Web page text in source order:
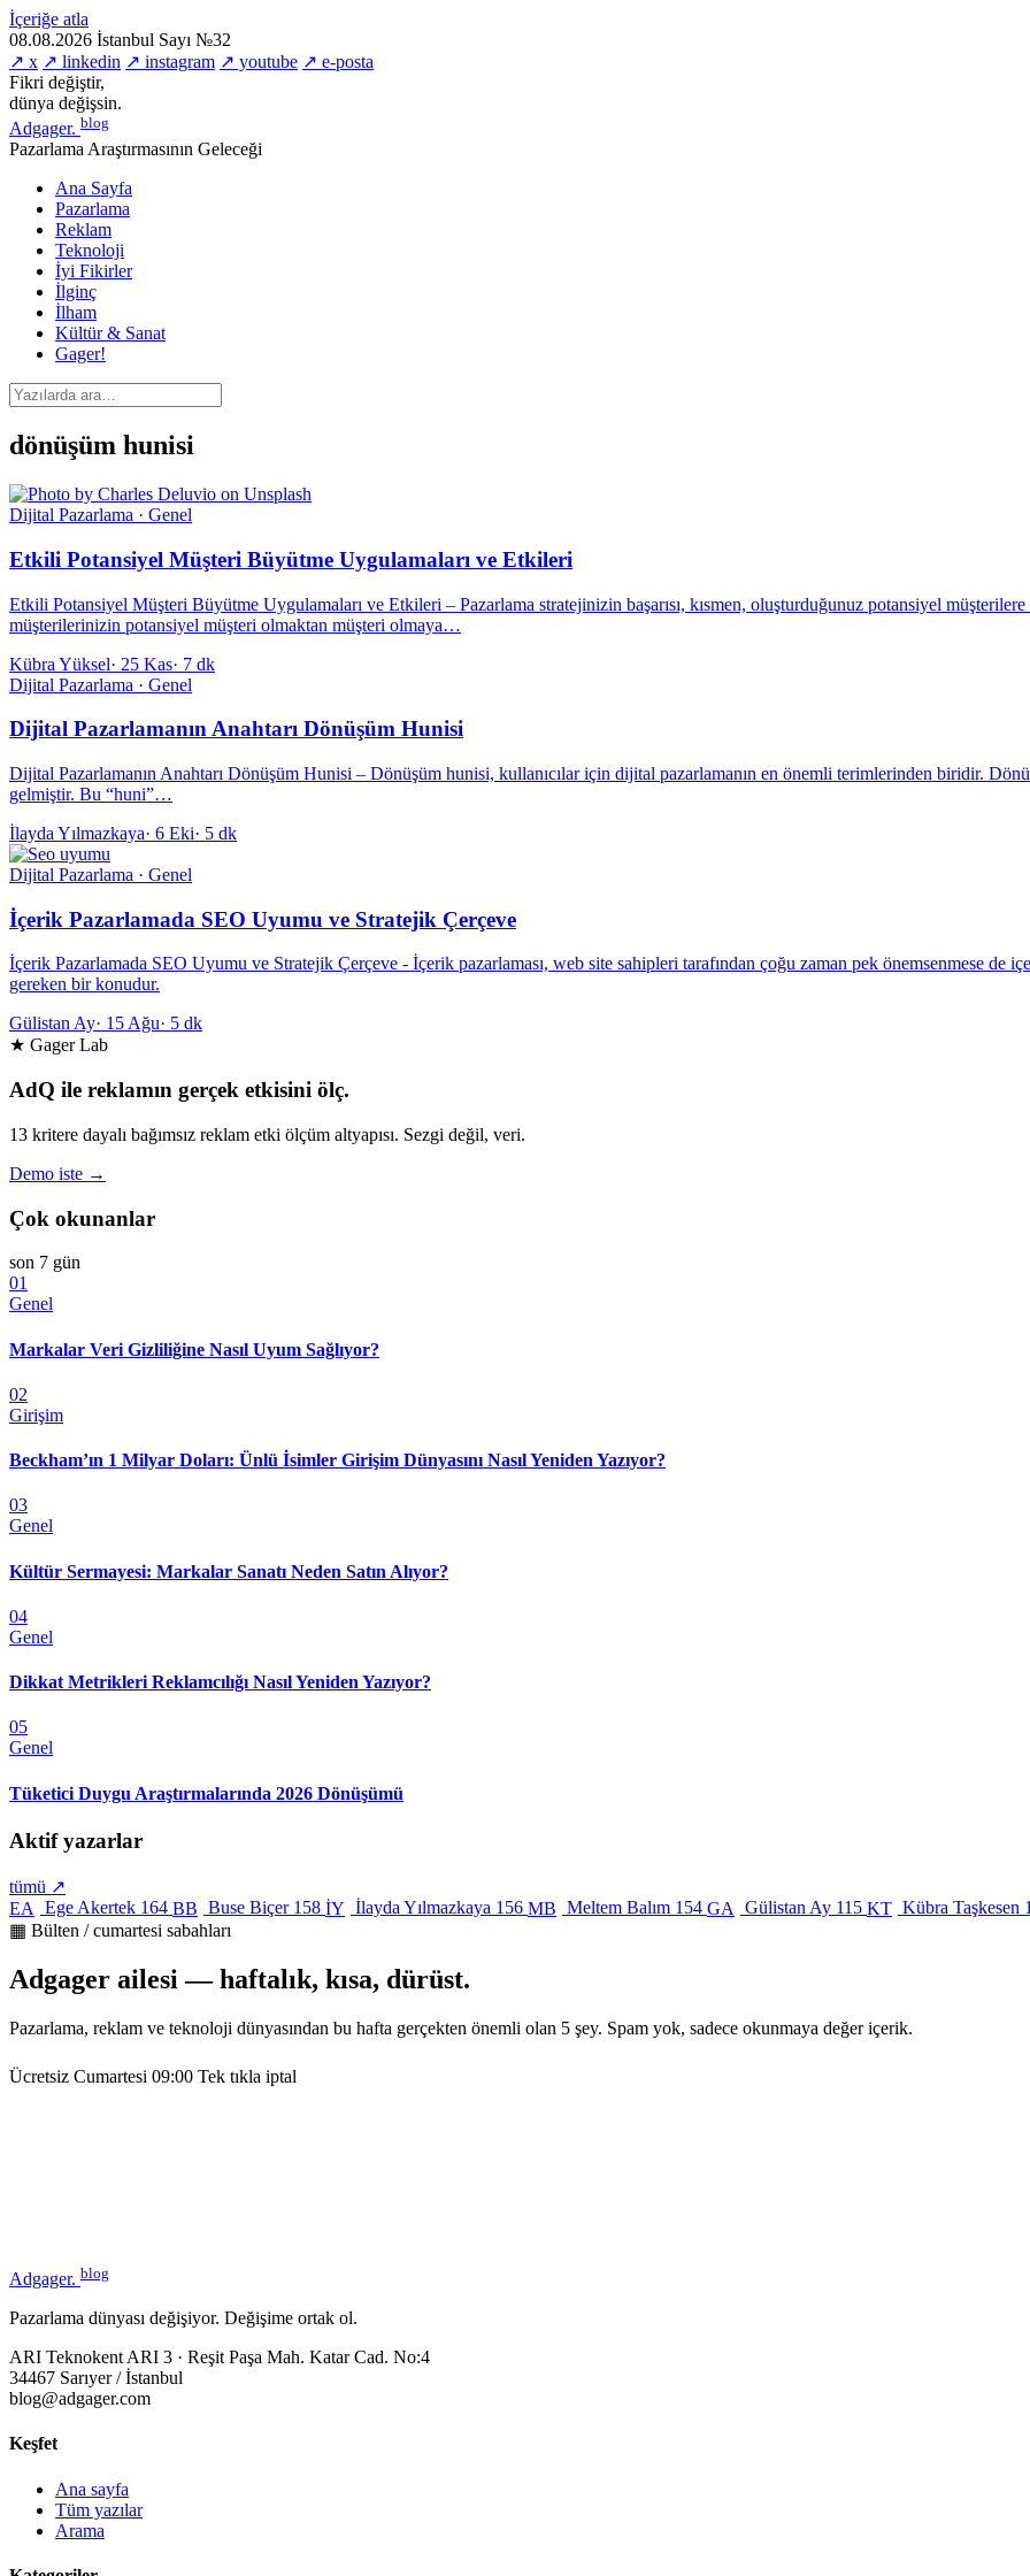
İçeriğe atla
08.08.2026 İstanbul Sayı №32
↗ x ↗ linkedin ↗ instagram ↗ youtube ↗ e-posta
Fikri değiştir,
dünya değişsin.
Adgager. blog
Pazarlama Araştırmasının Geleceği
Ana Sayfa
Pazarlama
Reklam
Teknoloji
İyi Fikirler
İlginç
İlham
Kültür & Sanat
Gager!
dönüşüm hunisi
Dijital Pazarlama · Genel
Etkili Potansiyel Müşteri Büyütme Uygulamaları ve Etkileri
Etkili Potansiyel Müşteri Büyütme Uygulamaları ve Etkileri – Pazarlama stratejinizin başarısı, kısmen, oluşturduğunuz potansiyel müşterilere
müşterilerinizin potansiyel müşteri olmaktan müşteri olmaya…
Kübra Yüksel· 25 Kas· 7 dk
Dijital Pazarlama · Genel
Dijital Pazarlamanın Anahtarı Dönüşüm Hunisi
Dijital Pazarlamanın Anahtarı Dönüşüm Hunisi – Dönüşüm hunisi, kullanıcılar için dijital pazarlamanın en önemli terimlerinden biridir.
gelmiştir. Bu “huni”…
İlayda Yılmazkaya· 6 Eki· 5 dk
Dijital Pazarlama · Genel
İçerik Pazarlamada SEO Uyumu ve Stratejik Çerçeve
İçerik Pazarlamada SEO Uyumu ve Stratejik Çerçeve - İçerik pazarlaması, web site sahipleri tarafından çoğu zaman pek önemsenmese de
gereken bir konudur.
Gülistan Ay· 15 Ağu· 5 dk
★ Gager Lab
AdQ ile reklamın gerçek etkisini ölç.
13 kritere dayalı bağımsız reklam etki ölçüm altyapısı. Sezgi değil, veri.
Demo iste →
Çok okunanlar
son 7 gün
01
Genel
Markalar Veri Gizliliğine Nasıl Uyum Sağlıyor?
02
Girişim
Beckham’ın 1 Milyar Doları: Ünlü İsimler Girişim Dünyasını Nasıl Yeniden Yazıyor?
03
Genel
Kültür Sermayesi: Markalar Sanatı Neden Satın Alıyor?
04
Genel
Dikkat Metrikleri Reklamcılığı Nasıl Yeniden Yazıyor?
05
Genel
Tüketici Duygu Araştırmalarında 2026 Dönüşümü
Aktif yazarlar
tümü ↗
EA
Ege Akertek 164 BB Buse Biçer 158 İY İlayda Yılmazkaya 156 MB Meltem Balım 154 GA Gülistan Ay 115 KT Kübra Taşkesen
▦ Bülten / cumartesi sabahları
Adgager ailesi — haftalık, kısa, dürüst.
Pazarlama, reklam ve teknoloji dünyasından bu hafta gerçekten önemli olan 5 şey. Spam yok, sadece okunmaya değer içerik.
Ücretsiz Cumartesi 09:00 Tek tıkla iptal
Adgager. blog
Pazarlama dünyası değişiyor. Değişime ortak ol.
ARI Teknokent ARI 3 · Reşit Paşa Mah. Katar Cad. No:4
34467 Sarıyer / İstanbul
blog@adgager.com
Keşfet
Ana sayfa
Tüm yazılar
Arama